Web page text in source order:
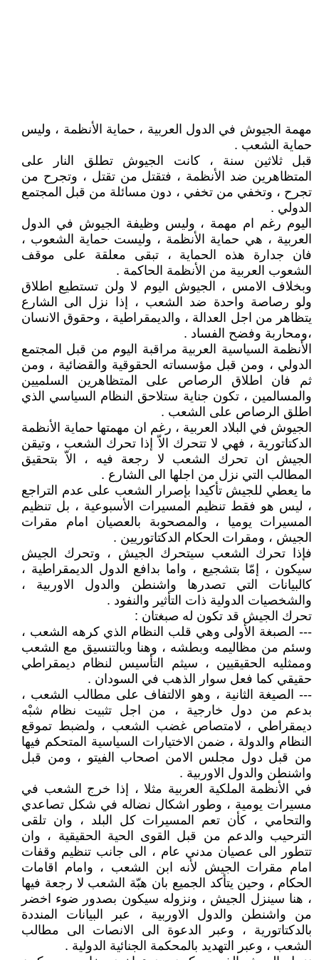
مهمة الجيوش في الدول العربية ، حماية الأنظمة ، وليس
حماية الشعب .
قبل ثلاثين سنة ، كانت الجيوش تطلق النار على
المتظاهرين ضد الأنظمة ، فتقتل من تقتل ، وتجرح من
تجرح ، وتخفي من تخفي ، دون مسائلة من قبل المجتمع
الدولي .
اليوم رغم ام مهمة ، وليس وظيفة الجيوش في الدول
العربية ، هي حماية الأنظمة ، وليست حماية الشعوب ،
فان جدارة هذه الحماية ، تبقى معلقة على موقف
الشعوب العربية من الأنظمة الحاكمة .
وبخلاف الامس ، الجيوش اليوم لا ولن تستطيع اطلاق
ولو رصاصة واحدة ضد الشعب ، إذا نزل الى الشارع
يتظاهر من اجل العدالة ، والديمقراطية ، وحقوق الانسان
،ومحاربة وفضح الفساد .
الأنظمة السياسية العربية مراقبة اليوم من قبل المجتمع
الدولي ، ومن قبل مؤسساته الحقوقية والقضائية ، ومن
ثم فان اطلاق الرصاص على المتظاهرين السلميين
والمسالمين ، تكون جناية ستلاحق النظام السياسي الذي
اطلق الرصاص على الشعب .
الجيوش في البلاد العربية ، رغم ان مهمتها حماية الأنظمة
الدكتاتورية ، فهي لا تتحرك الاّ إذا تحرك الشعب ، وتيقن
الجيش ان تحرك الشعب لا رجعة فيه ، الاّ بتحقيق
المطالب التي نزل من اجلها الى الشارع .
ما يعطي للجيش تأكيدا بإصرار الشعب على عدم التراجع
، ليس هو فقط تنظيم المسيرات الأسبوعية ، بل تنظيم
المسيرات يوميا ، والمصحوبة بالعصيان امام مقرات
الجيش ، ومقرات الحكام الدكتاتوريين .
فإذا تحرك الشعب سيتحرك الجيش ، وتحرك الجيش
سيكون ، إمّا بتشجيع ، واما بدافع الدول الديمقراطية ،
كالبيانات التي تصدرها واشنطن والدول الاوربية ،
والشخصيات الدولية ذات التأثير والنفود .
تحرك الجيش قد تكون له صبغتان :
--- الصبغة الأولى وهي قلب النظام الذي كرهه الشعب ،
وسئم من مظاليمه وبطشه ، وهنا وبالتنسيق مع الشعب
وممثليه الحقيقيين ، سيثم التأسيس لنظام ديمقراطي
حقيقي كما فعل سوار الذهب في السودان .
--- الصيغة الثانية ، وهو الالتفاف على مطالب الشعب ،
بدعم من دول خارجية ، من اجل تثبيت نظام شبْه
ديمقراطي ، لامتصاص غضب الشعب ، ولضبط تموقع
النظام والدولة ، ضمن الاختيارات السياسية المتحكم فيها
من قبل دول مجلس الامن اصحاب الفيتو ، ومن قبل
واشنطن والدول الاوربية .
في الأنظمة الملكية العربية مثلا ، إذا خرج الشعب في
مسيرات يومية ، وطور اشكال نضاله في شكل تصاعدي
والتحامي ، كأن تعم المسيرات كل البلد ، وان تلقى
الترحيب والدعم من قبل القوى الحية الحقيقية ، وان
تتطور الى عصيان مدني عام ، الى جانب تنظيم وقفات
امام مقرات الجيش لأنه ابن الشعب ، وامام اقامات
الحكام ، وحين يتأكد الجميع بان هبّة الشعب لا رجعة فيها
، هنا سينزل الجيش ، ونزوله سيكون بصدور ضوء اخضر
من واشنطن والدول الاوربية ، عبر البيانات المنددة
بالدكتاتورية ، وعبر الدعوة الى الانصات الى مطالب
الشعب ، وعبر التهديد بالمحكمة الجنائية الدولية .